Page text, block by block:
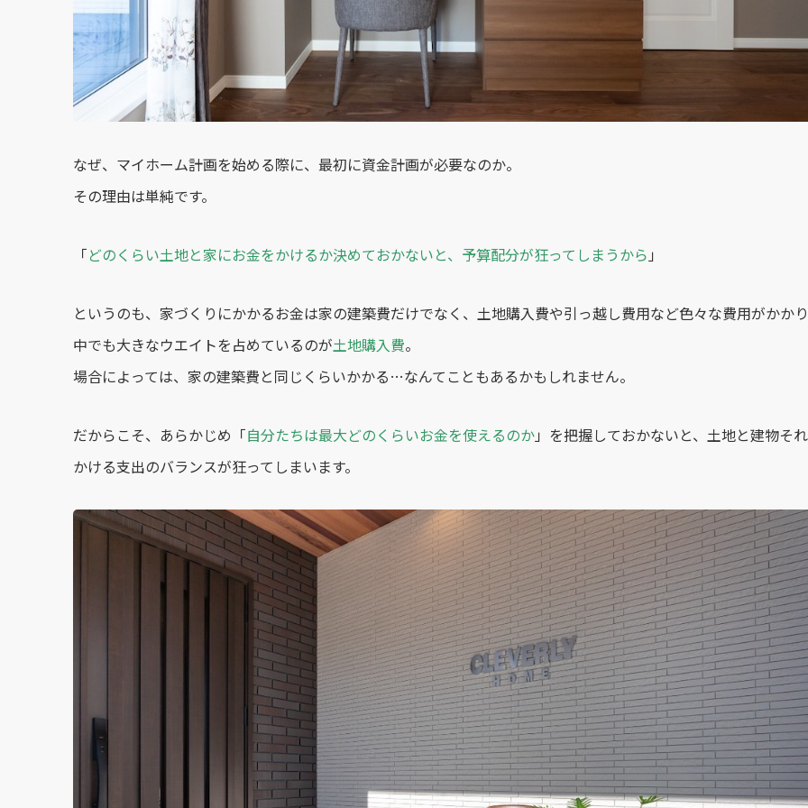
なぜ、マイホーム計画を始める際に、最初に資金計画が必要なのか。
その理由は単純です。
「どのくらい土地と家にお金をかけるか決めておかないと、予算配分が狂ってしまうから 」
というのも、家づくりにかかるお金は家の建築費だけでなく、土地購入費や引っ越し費用など色々な費用がかか
中でも大きなウエイトを占めているのが土地購入費。
場合によっては、家の建築費と同じくらいかかる…なんてこともあるかもしれません。
だからこそ、あらかじめ「自分たちは最大どのくらいお金を使えるのか」を把握しておかないと、土地と建物そ
かける支出のバランスが狂ってしまいます。